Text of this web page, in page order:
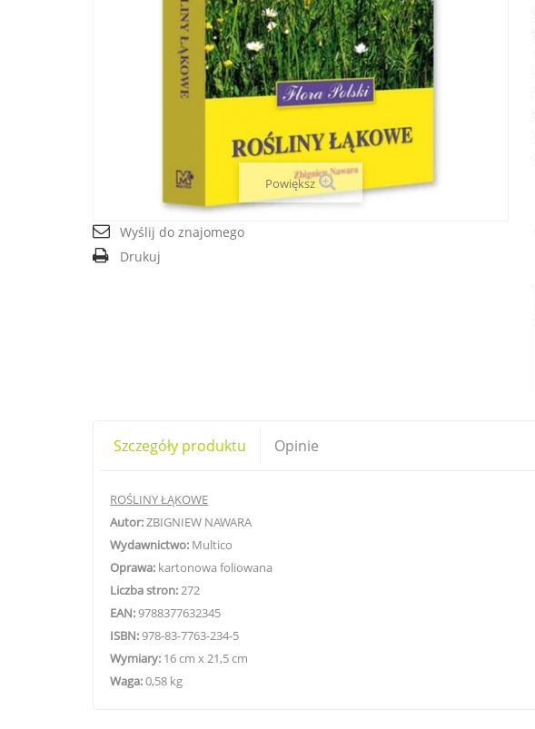
Powiększ
Wyślij do znajomego
Drukuj
Szczegóły produktu Opinie
ROŚLINY ŁĄKOWE
Autor:ZBIGNIEW NAWARA
Wydawnictwo: Multico
Oprawa: kartonowa foliowana
Liczba stron:272
EAN:9788377632345
ISBN:978-83-7763-234-5
Wymiary: 16cm x 21,5 cm
Waga:0,58 kg